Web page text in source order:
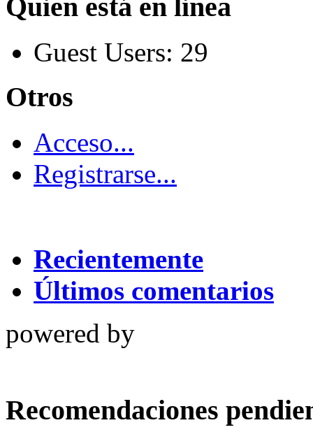
Quien está en linea
Guest Users: 29
Otros
Acceso...
Registrarse...
Recientemente
Últimos comentarios
powered by
Recomendaciones